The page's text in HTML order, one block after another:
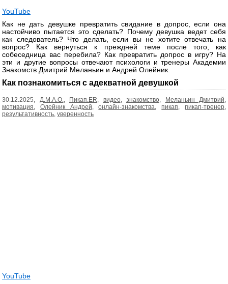
YouTube
Как не дать девушке превратить свидание в допрос, если она
настойчиво пытается это сделать? Почему девушка ведет себя
как следователь? Что делать, если вы не хотите отвечать на
вопрос? Как вернуться к преждней теме после того, как
собеседница вас перебила? Как превратить допрос в игру? На
эти и другие вопросы отвечают психологи и тренеры Академии
Знакомств Дмитрий Меланьин и Андрей Олейник.
Как познакомиться с адекватной девушкой
30.12.2025, Д.М.А.О. Пикап.ER видео, знакомство Меланьин Дмитрий
мотивация
Олейник Андрей ,онлайн-знакомства ,пикап ,пикап-тренер
результативность уверенность
YouTube